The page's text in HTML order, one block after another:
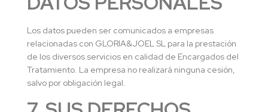
Los datos pueden ser comunicados a empresas
relacionadas con GLORIA&JOEL SL para la prestación
de los diversos servicios en calidad de Encargados del
Tratamiento. La empresa no realizará ninguna cesión,
salvo por obligación legal.